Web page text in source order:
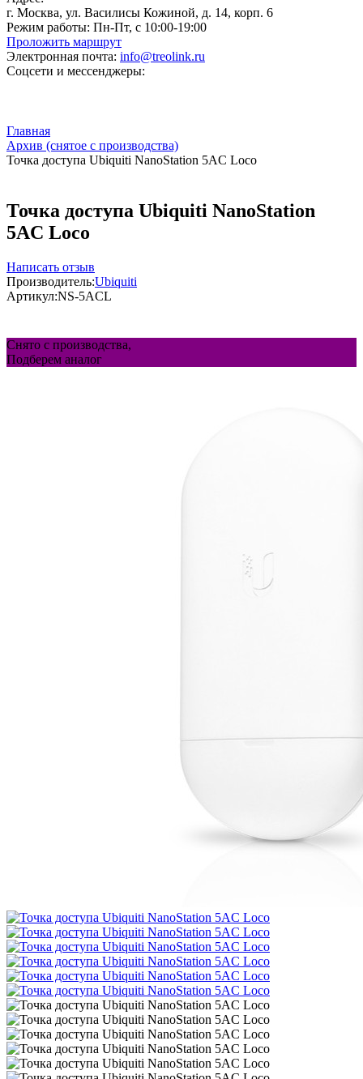
г. Москва, ул. Василисы Кожиной, д. 14, корп. 6
Режим работы: Пн-Пт, с 10:00-19:00
Проложить маршрут
Электронная почта: info@treolink.ru
Соцсети и мессенджеры:
Главная
Архив (снятое с производства)
Точка доступа Ubiquiti NanoStation 5AC Loco
Точка доступа Ubiquiti NanoStation
5AC Loco
Написать отзыв
Производитель:Ubiquiti
Артикул:NS-5ACL
Снято с производства,
Подберем аналог